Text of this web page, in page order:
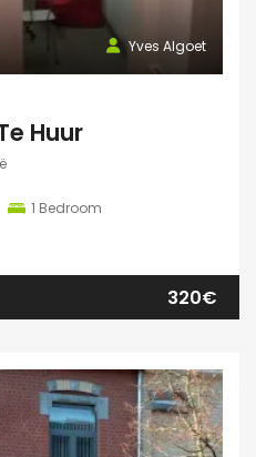
Yves Algoet
Huur
1 Bedroom
320€